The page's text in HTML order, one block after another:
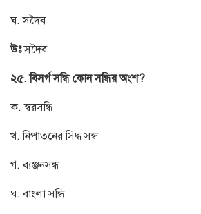
ঘ. সদৈব
উঃসদৈব
২৫. বিসর্গ সন্ধি কোন সন্ধির অংশ?
ক. স্বরসন্ধি
খ. নিপাতনের সিদ্ধ সন্ধ
গ. ব্যঞ্জনসন্ধ
ঘ. বাংলা সন্ধি